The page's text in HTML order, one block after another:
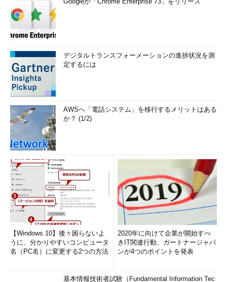
解答
*囲み内をクリックすると解答を表示します（表示後ページを
リロードすると、再び非表示になります）
書籍紹介
ススペシャリスト ［第2版］
データベーススペシャリスト試験は
同じパターンの出題が多いため、過
去問をたくさん解くことが合格の早
道です。しかし、難易度の高い過去
問を解くには、勉強が必要であり、
多くの時間と労力を必要とします。
本書は、プロの講師が推奨する、テ
キストを少し読み→該当する過去問
デジタルトランスフォーメーションの進捗状況を測
定するには
AWSへ「電話システム」を移行するメリットはある
か？ (1/2)
【Windows 10】後々困らないよ
うに、分かりやすいコンピュータ
名（PC名）に変更する2つの方法
2020年に向けて企業が開始すべ
きIT関連行動、ガートナージャパ
ンが4つのポイントを発表
基本情報技術者試験（Fundamental Information Tec